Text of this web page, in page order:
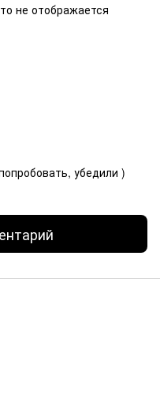
не отображается
убедили )